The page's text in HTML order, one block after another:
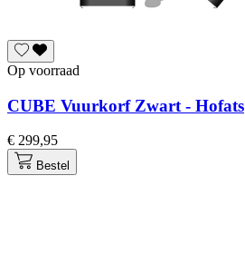
Op voorraad
CUBE Vuurkorf Zwart - Hofats
€ 299,95
Bestel